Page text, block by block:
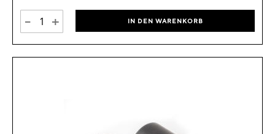
- + IN DEN WARENKORB